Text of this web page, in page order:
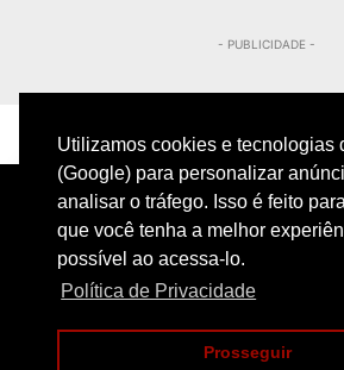
Utilizamos cookies e tecnologias
(Google) para personalizar
analisar o tráfego. Isso é feito
que você tenha a melhor
possível ao acessa-lo.
Política de Privacidade
Prosseguir
- PUBLICIDADE -
PRIVACIDADE